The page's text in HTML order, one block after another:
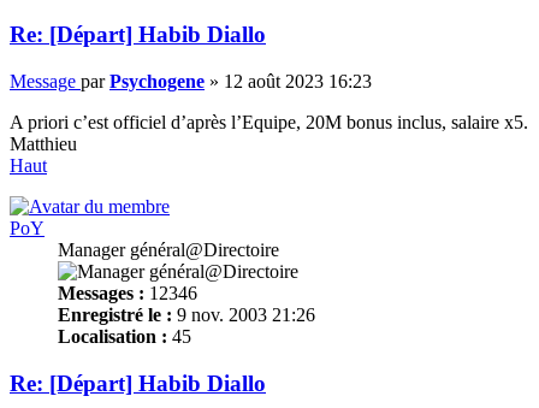
Re: [Départ] Habib Diallo
Message parPsychogene » 12 août 2023 16:23
A priori c’est officiel d’après l’Equipe, 20M bonus inclus, salaire x5.
Matthieu
Haut
PoY
Manager général@Directoire
Messages : 12346
Enregistré le : 9 nov. 2003 21:26
Localisation : 45
Re: [Départ] Habib Diallo